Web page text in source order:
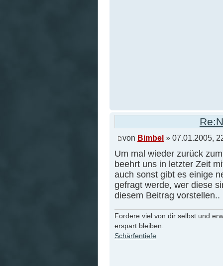
von Bimbel » 07.01.2005,
Um mal wieder zurück
beehrt uns in letzter Zeit
auch sonst gibt es einige
gefragt werde, wer diese
diesem Beitrag vorstellen..
Fordere viel von dir selbst und
erspart bleiben.
Schärfentiefe